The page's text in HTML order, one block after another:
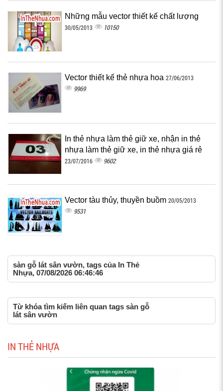
Những mẫu vector thiết kế chất lượng
30/05/2013 10150
Vector thiết kế thẻ nhựa hoa 27/06/2013
9969
In thẻ nhựa làm thẻ giữ xe, nhận in thẻ
nhựa làm thẻ giữ xe, in thẻ nhựa giá rẻ
23/07/2016 9602
Vector tàu thủy, thuyền buồm 20/05/2013
9531
sàn gỗ lát sân vườn, tags của In Thẻ
Nhựa, 07/08/2026 06:46:46
Từ khóa tìm kiếm liên quan tags sàn gỗ
lát sân vườn
IN THẺ NHỰA